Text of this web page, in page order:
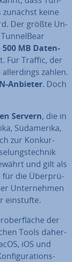
zunächst keine
Der größte Un­
500 MB Da­ten­
Für Traffic, der
zahlen.
Anbieter. Doch
Servern, die in
Süd­ame­ri­ka,
zur Kon­kur­
und gilt als
für die Über­prü­
Un­ter­neh­men
einstufte.
der
Tools da­her­
iOS und